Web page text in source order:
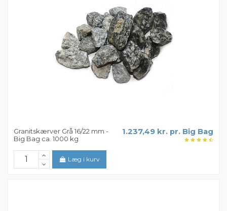
Granitskærver Grå 16/22 mm -
Big Bag ca. 1000 kg
1.237,49 kr. pr. Big Bag
Læg i kurv